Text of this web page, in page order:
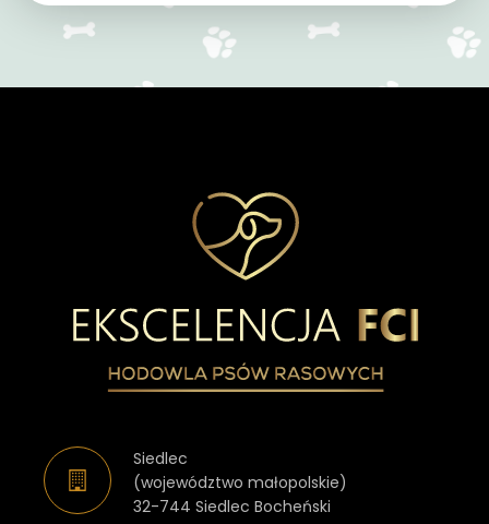
Siedlec
(województwo małopolskie)
32-744 Siedlec Bocheński